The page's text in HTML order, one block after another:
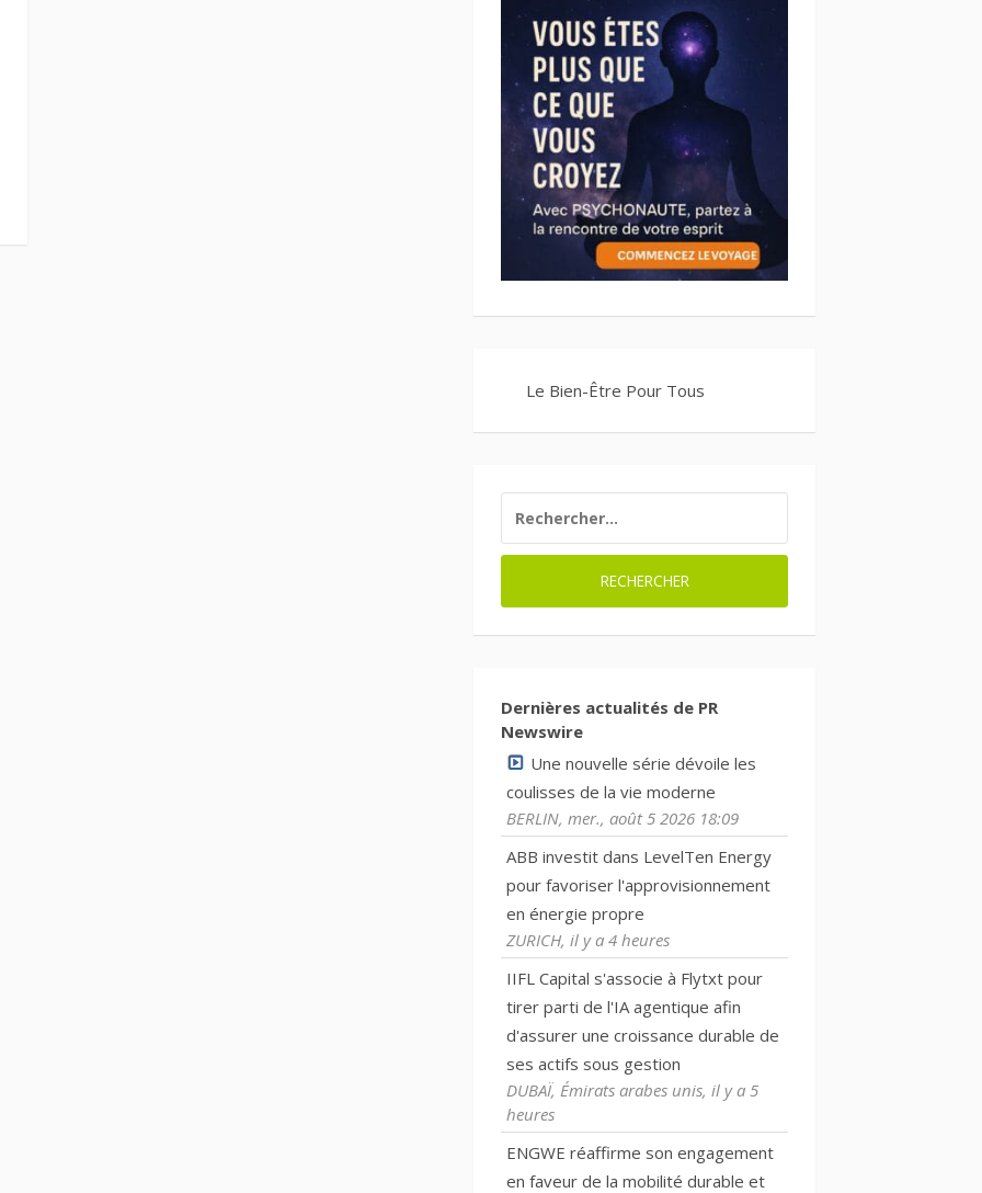
Le Bien-Être Pour Tous
Dernières actualités de PR
Newswire
Une nouvelle série dévoile les
coulisses de la vie moderne
BERLIN, mer., août 5 2026 18:09
ABB investit dans LevelTen Energy
pour favoriser l'approvisionnement
en énergie propre
ZURICH, il y a 4 heures
IIFL Capital s'associe à Flytxt pour
tirer parti de l'IA agentique afin
d'assurer une croissance durable de
ses actifs sous gestion
DUBAÏ, Émirats arabes unis, il y a 5
heures
ENGWE réaffirme son engagement
en faveur de la mobilité durable et